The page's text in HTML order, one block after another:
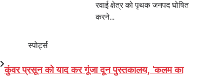
रवाई क्षेत्र को पृथक जनपद घोषित
करने…
स्पोर्ट्स
कुंवर प्रसून को याद कर गूंजा दून पुस्तकालय, ‘कलम का